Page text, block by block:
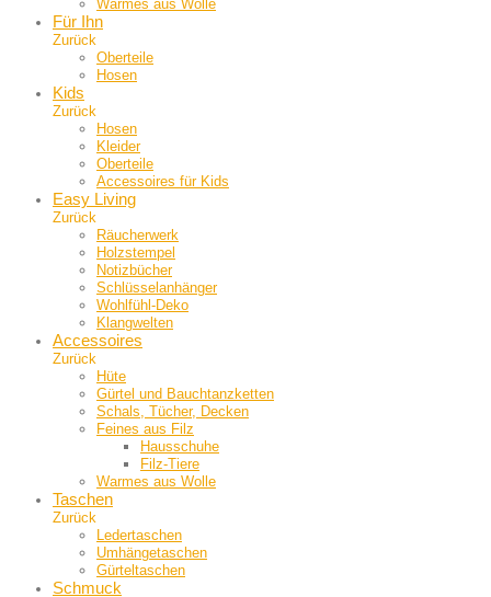
Warmes aus Wolle
Für Ihn
Zurück
Oberteile
Hosen
Kids
Zurück
Hosen
Kleider
Oberteile
Accessoires für Kids
Easy Living
Zurück
Räucherwerk
Holzstempel
Notizbücher
Schlüsselanhänger
Wohlfühl-Deko
Klangwelten
Accessoires
Zurück
Hüte
Gürtel und Bauch­tanzketten
Schals, Tücher, Decken
Feines aus Filz
Hausschuhe
Filz-Tiere
Warmes aus Wolle
Taschen
Zurück
Ledertaschen
Umhängetaschen
Gürteltaschen
Schmuck